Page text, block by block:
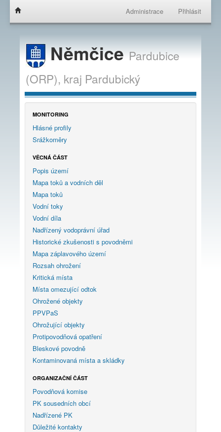
Administrace Přihlásit
NěmčicePardubice
(ORP), kraj Pardubický
MONITORING
Hlásné profily
Srážkoměry
VĚCNÁ ČÁST
Popis území
Mapa toků a vodních děl
Mapa toků
Vodní toky
Vodní díla
Nadřízený vodoprávní úřad
Historické zkušenosti s povodněmi
Mapa záplavového území
Rozsah ohrožení
Kritická místa
Místa omezující odtok
Ohrožené objekty
PPVPaS
Ohrožující objekty
Protipovodňová opatření
Bleskové povodně
Kontaminovaná místa a skládky
ORGANIZAČNÍ ČÁST
Povodňová komise
PK sousedních obcí
Nadřízené PK
Důležité kontakty